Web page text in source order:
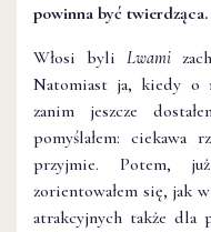
powinna być twierdząca.
Włosi byli Lwami
Natomiast ja, kiedy o
zanim jeszcze
pomyślałem:
przyjmie. Potem,
zorientowałem się, jak
atrakcyjnych także dla